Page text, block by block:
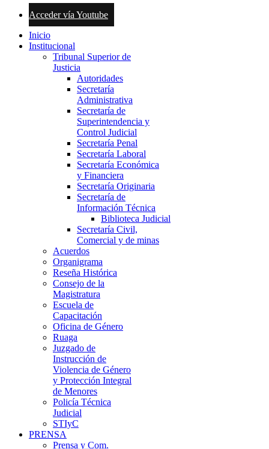
Acceder vía Youtube
Inicio
Institucional
Tribunal Superior de
Justicia
Autoridades
Secretaría
Administrativa
Secretaría de
Superintendencia y
Control Judicial
Secretaría Penal
Secretaría Laboral
Secretaría Económica
y Financiera
Secretaría Originaria
Secretaría de
Información Técnica
Biblioteca Judicial
Secretaría Civil,
Comercial y de minas
Acuerdos
Organigrama
Reseña Histórica
Consejo de la
Magistratura
Escuela de
Capacitación
Oficina de Género
Ruaga
Juzgado de
Instrucción de
Violencia de Género
y Protección Integral
de Menores
Policía Técnica
Judicial
STIyC
PRENSA
Prensa y Com.